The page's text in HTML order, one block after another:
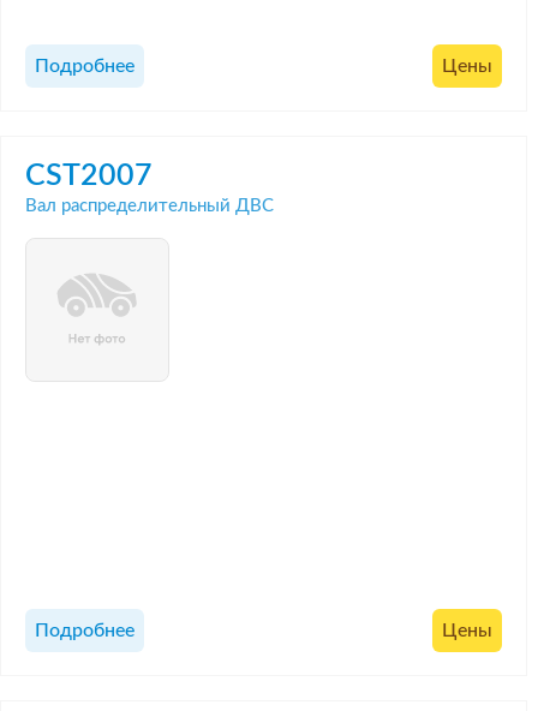
Подробнее Цены
CST2007
Вал распределительный ДВС
Подробнее Цены